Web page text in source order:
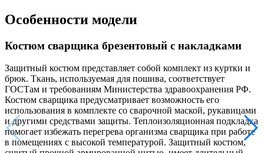
Особенности модели
Костюм сварщика брезентовый с накладками
Защитный костюм представляет собой комплект из куртки и
брюк. Ткань, используемая для пошива, соответствует
ГОСТам и требованиям Министерства здравоохранения РФ.
Костюм сварщика предусматривает возможность его
использования в комплекте со сварочной маской, рукавицами
и другими средствами защиты. Теплоизоляционная подкладка
помогает избежать перегрева организма сварщика при работе
в помещениях с высокой температурой. Защитный костюм,